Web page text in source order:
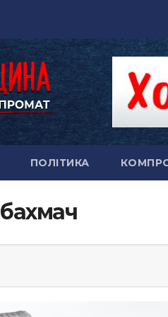
ПОЛІТИКА
бахмач